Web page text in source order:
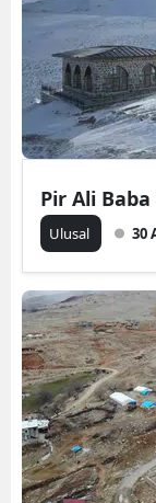
Pir Ali
Ulusal 30